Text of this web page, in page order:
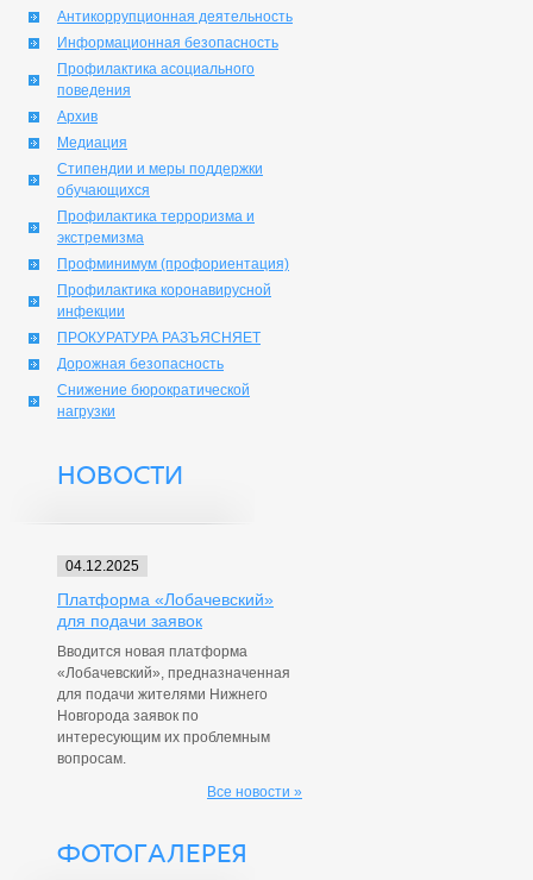
Антикоррупционная деятельность
Информационная безопасность
Профилактика асоциального
поведения
Архив
Медиация
Стипендии и меры поддержки
обучающихся
Профилактика терроризма и
экстремизма
Профминимум (профориентация)
Профилактика коронавирусной
инфекции
ПРОКУРАТУРА РАЗЪЯСНЯЕТ
Дорожная безопасность
Снижение бюрократической
нагрузки
НОВОСТИ
04.12.2025
Платформа «Лобачевский»
для подачи заявок
Вводится новая платформа
«Лобачевский», предназначенная
для подачи жителями Нижнего
Новгорода заявок по
интересующим их проблемным
вопросам.
Все новости »
ФОТОГАЛЕРЕЯ